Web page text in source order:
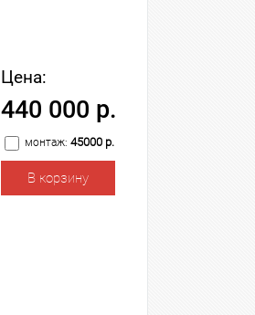
Цена:
440 000 р.
монтаж: 45000 р.